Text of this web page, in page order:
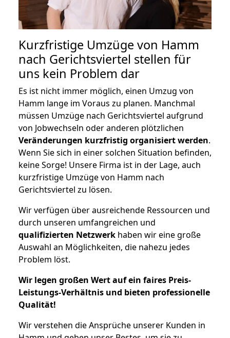
Kurzfristige Umzüge von Hamm
nach Gerichtsviertel stellen für
uns kein Problem dar
Es ist nicht immer möglich, einen Umzug von
Hamm lange im Voraus zu planen. Manchmal
müssen Umzüge nach Gerichtsviertel aufgrund
von Jobwechseln oder anderen plötzlichen
Veränderungen kurzfristig organisiert werden.
Wenn Sie sich in einer solchen Situation befinden,
keine Sorge! Unsere Firma ist in der Lage, auch
kurzfristige Umzüge von Hamm nach
Gerichtsviertel zu lösen.
Wir verfügen über ausreichende Ressourcen und
durch unseren umfangreichen und
qualifizierten Netzwerk haben wir eine große
Auswahl an Möglichkeiten, die nahezu jedes
Problem löst.
Wir legen großen Wert auf ein faires Preis-
Leistungs-Verhältnis und bieten professionelle
Qualität!
Wir verstehen die Ansprüche unserer Kunden in